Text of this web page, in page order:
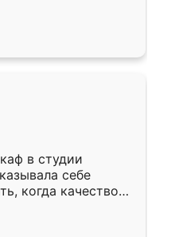
Остались
Ренессанс
работу!
в студии
себе
когда качеством
кухня уже почти